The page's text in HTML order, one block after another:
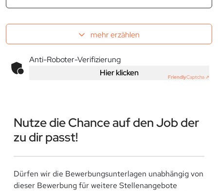
mehr erzählen
Anti-Roboter-Verifizierung
Hier klicken
FriendlyCaptcha ⇗
Nutze die Chance auf den Job der
zu dir passt!
Dürfen wir die Bewerbungsunterlagen unabhängig von
dieser Bewerbung für weitere Stellenangebote